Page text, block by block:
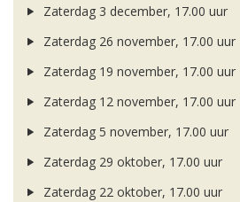
Zaterdag 3 december, 17.00 uur
Zaterdag 26 november, 17.00 uur
Zaterdag 19 november, 17.00 uur
Zaterdag 12 november, 17.00 uur
Zaterdag 5 november, 17.00 uur
Zaterdag 29 oktober, 17.00 uur
Zaterdag 22 oktober, 17.00 uur